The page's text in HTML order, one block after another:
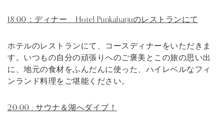
18:00：ディナー Hotel Punkaharjuのレストランにて
ホテルのレストランにて、コースディナーをいただきま
す。いつもの自分の頑張りへのご褒美とこの旅の思い出
に、地元の食材をふんだんに使った、ハイレベルなフィ
ンランド料理をご堪能ください。
20:00 :サウナ＆湖へダイブ！